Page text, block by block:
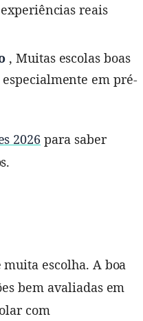
reais
, Muitas escolas boas
em pré-
2026 para saber
escolha. A boa
bem avaliadas em
com